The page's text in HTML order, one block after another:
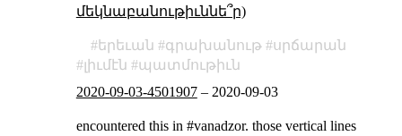
մեկնաբանութիւննե՞ր)
երեւան գրախանութ
սրճարան
լիւմէն
պատմութիւն
2020-09-03-4501907– 2020-09-03
encountered this in #vanadzor. those vertical lines